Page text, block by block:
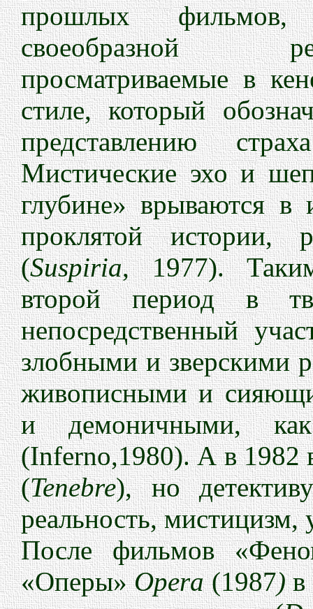
прошлых
своеобразной
просматриваемые в
стиле, который
представлению
Мистические эхо и
глубине» врываются в
проклятой истории,
(Suspiria, 1977).
второй период в
непосредственный
злобными и зверскими
живописными и
и демоничными,
(Inferno,1980). А в 1982
(Tenebre), но
реальность, мистицизм,
После фильмов
«Оперы»Opera(1987)в